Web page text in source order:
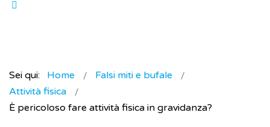
Sei qui: Home
Falsi miti e bufale
Attività fisica
È pericoloso fare attività fisica in gravidanza?